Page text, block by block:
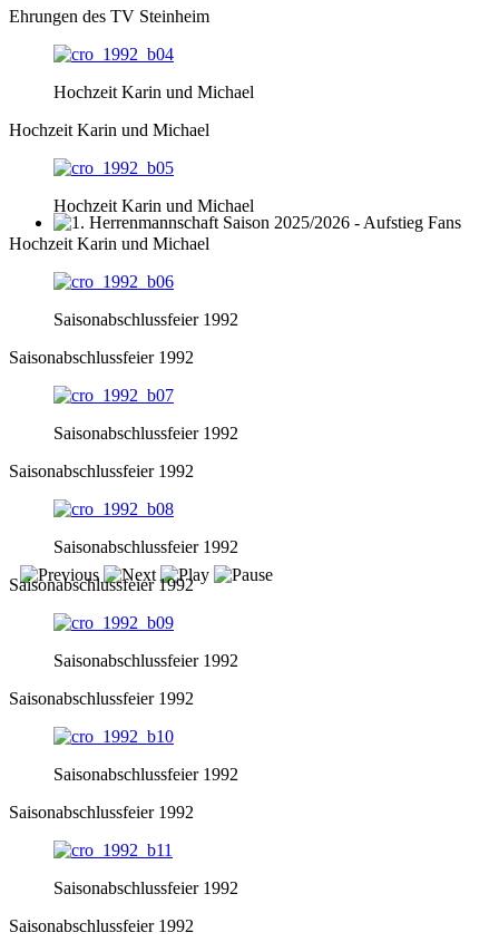
1. Herrenmannschaft Saison 2025/2026 - Aufstieg Fans
Ehrungen des TV Steinheim
Hochzeit Karin und Michael
Hochzeit Karin und Michael
Hochzeit Karin und Michael
Hochzeit Karin und Michael
Saisonabschlussfeier 1992
Saisonabschlussfeier 1992
Saisonabschlussfeier 1992
Saisonabschlussfeier 1992
Saisonabschlussfeier 1992
Saisonabschlussfeier 1992
Saisonabschlussfeier 1992
Saisonabschlussfeier 1992
Saisonabschlussfeier 1992
Saisonabschlussfeier 1992
Saisonabschlussfeier 1992
Saisonabschlussfeier 1992